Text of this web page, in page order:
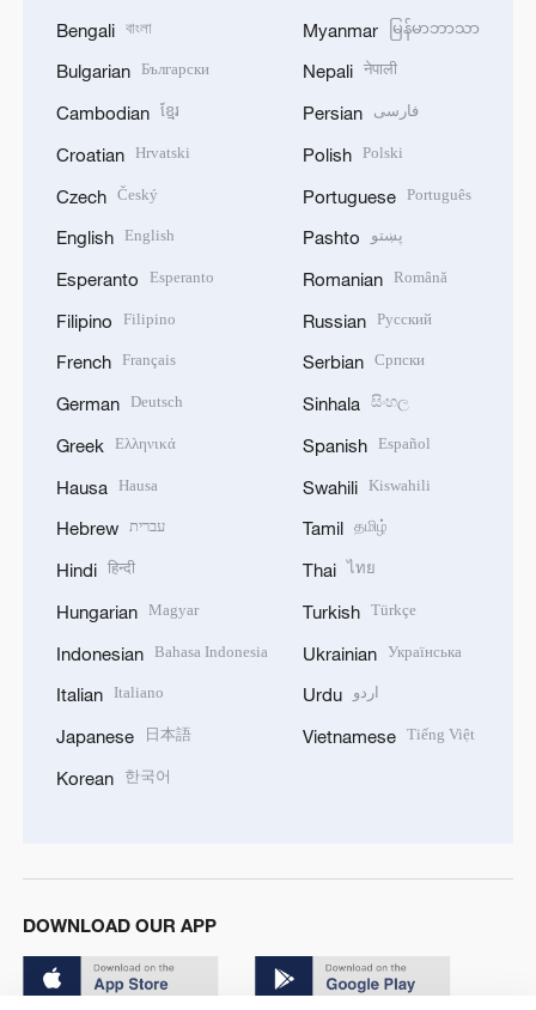
Bengali বাংলা
Bulgarian Български
Cambodian ខ្មែរ
Croatian Hrvatski
Czech Český
English English
Esperanto Esperanto
Filipino Filipino
French Français
German Deutsch
Greek Ελληνικά
Hausa Hausa
Hebrew עברית
Hindi हिन्दी
Hungarian Magyar
Indonesian Bahasa Indonesia
Italian Italiano
Japanese 日本語
Korean 한국어
Myanmar မြန်မာဘာသာ
Nepali नेपाली
Persian فارسی
Polish Polski
Portuguese Português
Pashto پښتو
Romanian Română
Russian Русский
Serbian Српски
Sinhala සිංහල
Spanish Español
Swahili Kiswahili
Tamil தமிழ்
Thai ไทย
Turkish Türkçe
Ukrainian Українська
Urdu اردو
Vietnamese Tiếng Việt
DOWNLOAD OUR APP